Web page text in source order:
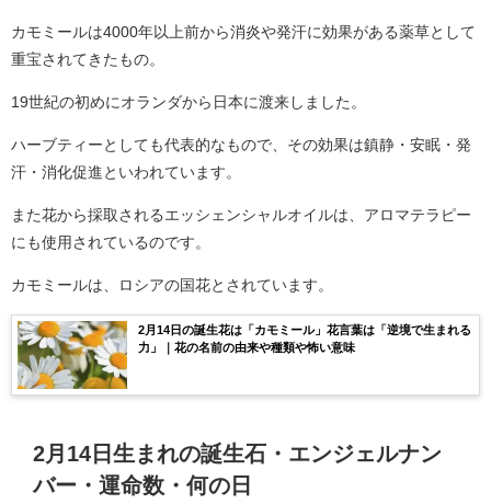
カモミールは4000年以上前から消炎や発汗に効果がある薬草として
重宝されてきたもの。
19世紀の初めにオランダから日本に渡来しました。
ハーブティーとしても代表的なもので、その効果は鎮静・安眠・発
汗・消化促進といわれています。
また花から採取されるエッシェンシャルオイルは、アロマテラピー
にも使用されているのです。
カモミールは、ロシアの国花とされています。
2月14日の誕生花は「カモミール」花言葉は「逆境で生まれる
力」｜花の名前の由来や種類や怖い意味
2月14日生まれの誕生石・エンジェルナン
バー・運命数・何の日